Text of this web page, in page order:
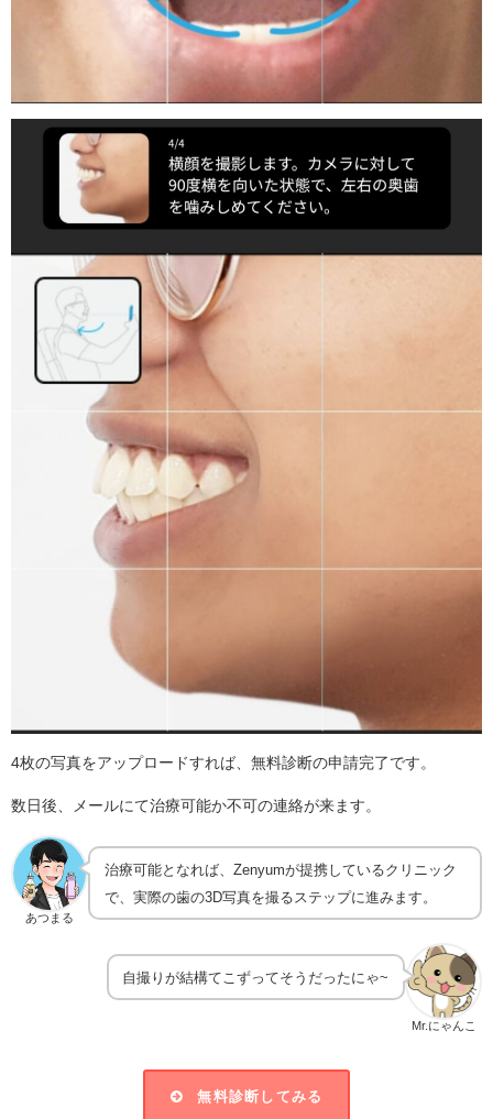
4枚の写真をアップロードすれば、無料診断の申請完了です。
数日後、メールにて治療可能か不可の連絡が来ます。
あつまる
治療可能となれば、Zenyumが提携しているクリニック
で、実際の歯の3D写真を撮るステップに進みます。
Mr.にゃんこ
自撮りが結構てこずってそうだったにゃ~
無料診断してみる